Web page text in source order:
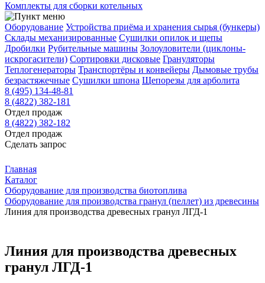
Комплекты для сборки котельных
Оборудование Устройства приёма и хранения сырья (бункеры)
Склады механизированные Сушилки опилок и щепы
Дробилки Рубительные машины Золоуловители (циклоны-
искрогасители) Сортировки дисковые Грануляторы
Теплогенераторы Транспортёры и конвейеры Дымовые трубы
безрастяжечные Сушилки шпона Щепорезы для арболита
8 (495) 134-48-81
8 (4822) 382-181
Отдел продаж
8 (4822) 382-182
Отдел продаж
Сделать запрос
Главная
Каталог
Оборудование для производства биотоплива
Оборудование для производства гранул (пеллет) из древесины
Линия для производства древесных гранул ЛГД-1
Линия для производства древесных
гранул ЛГД-1